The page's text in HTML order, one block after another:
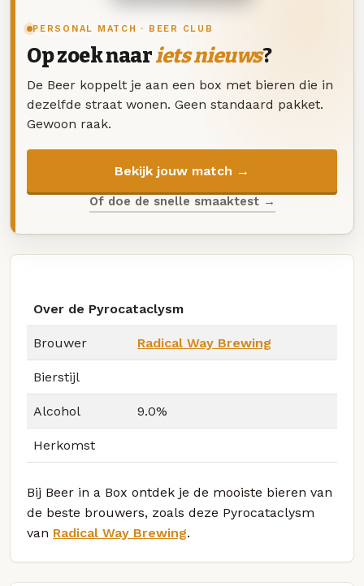
PERSONAL MATCH · BEER CLUB
Op zoek naariets nieuws?
De Beer koppelt je aan een box met bieren die in
dezelfde straat wonen. Geen standaard pakket.
Gewoon raak.
Bekijk jouw match →
Of doe de snelle smaaktest →
Over de Pyrocataclysm
Brouwer Radical Way Brewing
Bierstijl
Alcohol 9.0%
Herkomst
Bij Beer in a Box ontdek je de mooiste bieren van
de beste brouwers, zoals deze Pyrocataclysm
van Radical Way Brewing.